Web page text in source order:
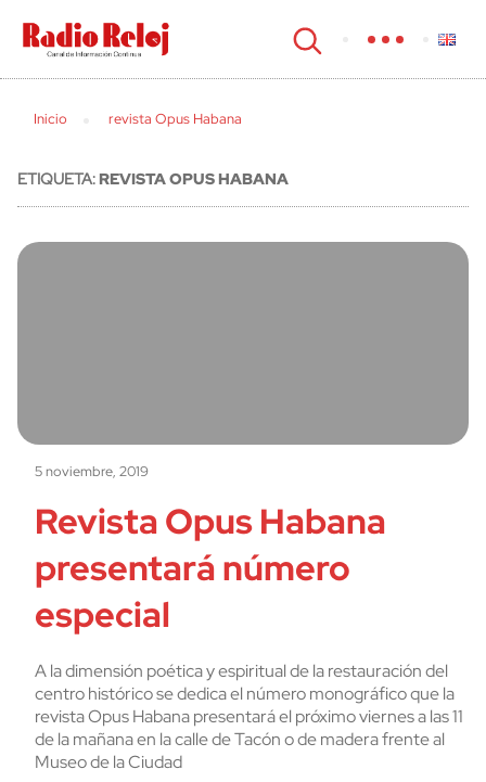
cerrar
Inicio revista Opus Habana
ETIQUETA:REVISTA OPUS HABANA
5 noviembre, 2019
Revista Opus Habana
presentará número
especial
A la dimensión poética y espiritual de la restauración del
centro histórico se dedica el número monográfico que la
revista Opus Habana presentará el próximo viernes a las 11
de la mañana en la calle de Tacón o de madera frente al
Museo de la Ciudad